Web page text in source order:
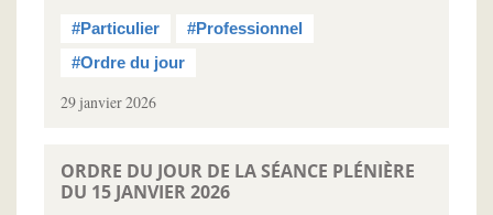
#Particulier
#Professionnel
#Ordre du jour
29 janvier 2026
ORDRE DU JOUR DE LA SÉANCE PLÉNIÈRE
DU 15 JANVIER 2026